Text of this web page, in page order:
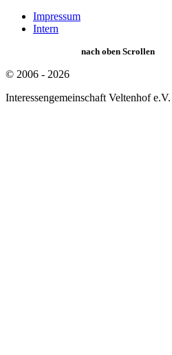
Impressum
Intern
nach oben Scrollen
© 2006 - 2026
Interessengemeinschaft Veltenhof e.V.